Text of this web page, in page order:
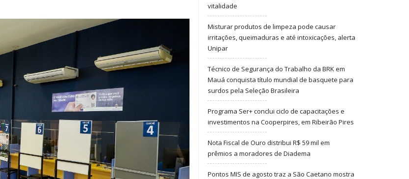
vitalidade
Misturar produtos de limpeza pode causar
irritações, queimaduras e até intoxicações, alerta
Unipar
Técnico de Segurança do Trabalho da BRK em
Mauá conquista título mundial de basquete para
surdos pela Seleção Brasileira
Programa Ser+ conclui ciclo de capacitações e
investimentos na Cooperpires, em Ribeirão Pires
Nota Fiscal de Ouro distribui R$ 59 mil em
prêmios a moradores de Diadema
Pontos MIS de agosto traz a São Caetano mostra